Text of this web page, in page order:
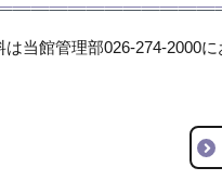
当館管理部026-274-2000